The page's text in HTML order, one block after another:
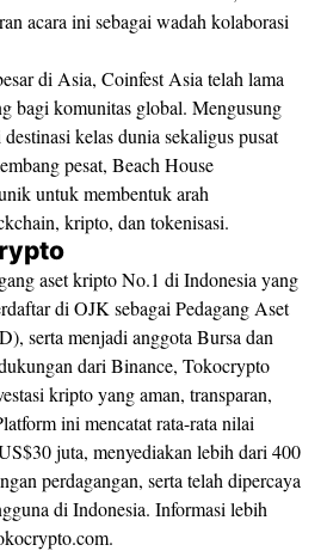
acara ini sebagai wadah kolaborasi
di Asia, Coinfest Asia telah lama
bagi komunitas global. Mengusung
kelas dunia sekaligus pusat
pesat, Beach House
untuk membentuk arah
kripto, dan tokenisasi.
aset kripto No.1 di Indonesia yang
di OJK sebagai Pedagang Aset
serta menjadi anggota Bursa dan
dari Binance, Tokocrypto
kripto yang aman, transparan,
ini mencatat rata-rata nilai
juta, menyediakan lebih dari 400
perdagangan, serta telah dipercaya
di Indonesia. Informasi lebih